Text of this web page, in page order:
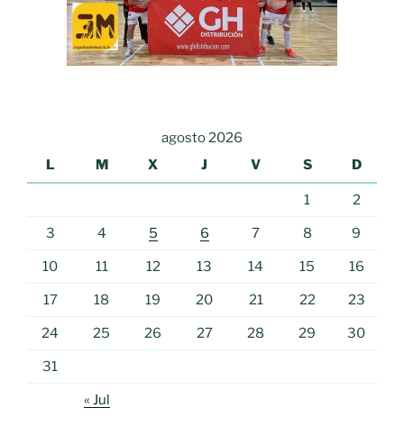
agosto 2026
L
M X J V S D
1 2
3 4 5 6 7 8 9
10 11 12 13 14 15 16
17 18 19 20 21 22 23
24 25 26 27 28 29 30
31
« Jul